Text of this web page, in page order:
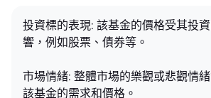
投資標的表現: 該基金的價格受其投
響，例如股票、債券等。
市場情緒: 整體市場的樂觀或悲觀情
該基金的需求和價格。